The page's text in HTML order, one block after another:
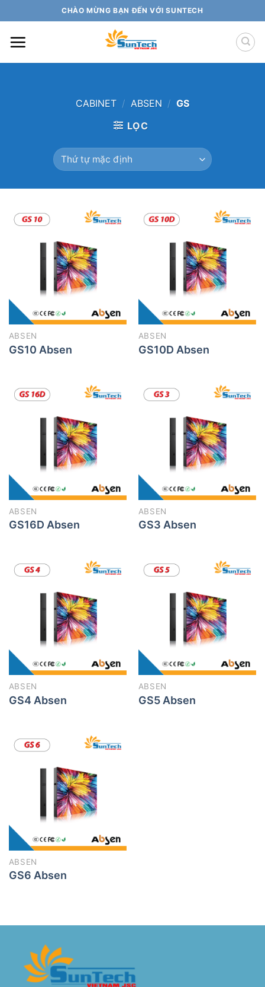
to
content
CHÀO MỪNG BẠN ĐẾN VỚI SUNTECH
CABINET / ABSEN / GS
LỌC
ABSEN
GS10 Absen
ABSEN
GS10D Absen
ABSEN
GS16D Absen
ABSEN
GS3 Absen
ABSEN
GS4 Absen
ABSEN
GS5 Absen
ABSEN
GS6 Absen